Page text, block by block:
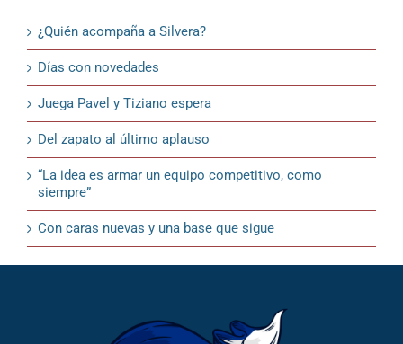
¿Quién acompaña a Silvera?
Días con novedades
Juega Pavel y Tiziano espera
Del zapato al último aplauso
“La idea es armar un equipo competitivo, como
siempre”
Con caras nuevas y una base que sigue